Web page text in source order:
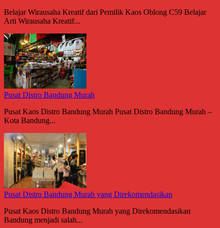
Belajar Wirausaha Kreatif dari Pemilik Kaos Oblong C59 Belajar
Arti Wirausaha Kreatif...
Pusat Distro Bandung Murah
Pusat Kaos Distro Bandung Murah Pusat Distro Bandung Murah –
Kota Bandung...
Pusat Distro Bandung Murah yang Direkomendasikan
Pusat Kaos Distro Bandung Murah yang Direkomendasikan
Bandung menjadi salah...